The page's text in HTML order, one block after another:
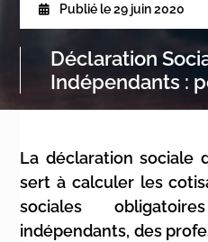
Publié le 29 juin 2020
Déclaration
Indépendants :
La déclaration sociale
sert à calculer les
sociales
indépendants, des